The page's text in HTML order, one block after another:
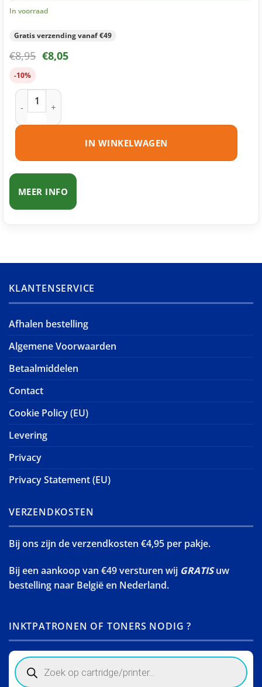
In voorraad
Gratis verzending vanaf €49
€8,95 €8,05
-10%
Epson 664 – T6644 ecotank geel huismerk aantal
IN WINKELWAGEN
MEER INFO
KLANTENSERVICE
Afhalen bestelling
Algemene Voorwaarden
Betaalmiddelen
Contact
Cookie Policy (EU)
Levering
Privacy
Privacy Statement (EU)
VERZENDKOSTEN
Bij ons zijn de verzendkosten €4,95 per pakje.
Bij een aankoop van €49 versturen wij GRATISuw
bestelling naar België en Nederland.
INKTPATRONEN OF TONERS NODIG ?
Products
search